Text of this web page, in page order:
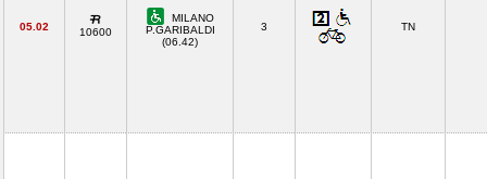
05.02 10600
MILANO
P.GARIBALDI
(06.42)
3 TN